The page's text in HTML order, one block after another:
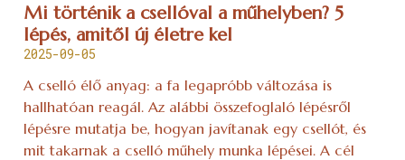
Mi történik a csellóval a műhelyben? 5
lépés, amitől új életre kel
2025-09-05
A cselló élő anyag: a fa legapróbb változása is
hallhatóan reagál. Az alábbi összefoglaló lépésről
lépésre mutatja be, hogyan javítanak egy csellót, és
mit takarnak a cselló műhely munka lépései. A cél